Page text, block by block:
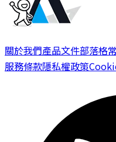
關於我們產品文件部落格
服務條款隱私權政策